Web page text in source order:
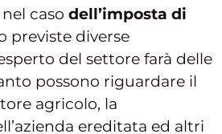
caso dell’imposta di
previste diverse
del settore farà delle
possono riguardare il
agricolo, la
ereditata ed altri